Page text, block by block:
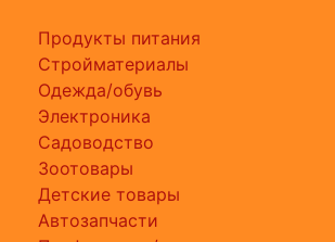
Продукты питания
Стройматериалы
Одежда/обувь
Электроника
Садоводство
Зоотовары
Детские товары
Автозапчасти